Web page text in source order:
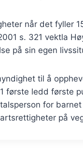
når det fyller
s. 321 vektla
på sin egen
til å
første ledd første
for
på